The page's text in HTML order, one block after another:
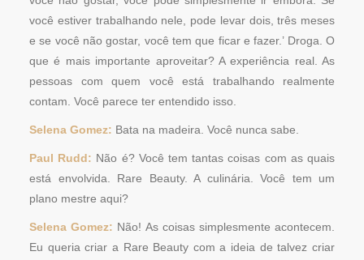
você estiver trabalhando nele, pode levar dois, três meses
e se você não gostar, você tem que ficar e fazer.’ Droga. O
que é mais importante aproveitar? A experiência real. As
pessoas com quem você está trabalhando realmente
contam. Você parece ter entendido isso.
Selena Gomez: Bata na madeira. Você nunca sabe.
Paul Rudd: Não é? Você tem tantas coisas com as quais
está envolvida. Rare Beauty. A culinária. Você tem um
plano mestre aqui?
Selena Gomez: Não! As coisas simplesmente acontecem.
Eu queria criar a Rare Beauty com a ideia de talvez criar